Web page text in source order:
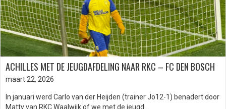
ACHILLES MET DE JEUGDAFDELING NAAR RKC – FC DEN BOSCH
maart 22, 2026
In januari werd Carlo van der Heijden (trainer Jo12-1) benadert door
Matty van RKC Waalwijk of we met de jeugd…